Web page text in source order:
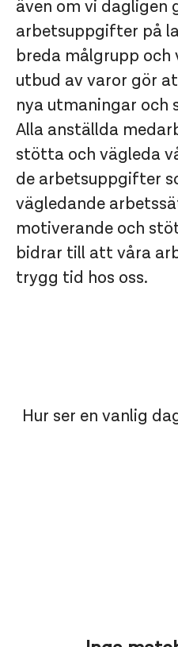
även om vi dagligen
arbetsuppgifter på
breda målgrupp
utbud av varor gör
nya utmaningar och
Alla anställda
stötta och vägleda
de arbetsuppgifter
vägledande
motiverande och
bidrar till att våra
trygg tid hos oss.
Hur ser en vanlig